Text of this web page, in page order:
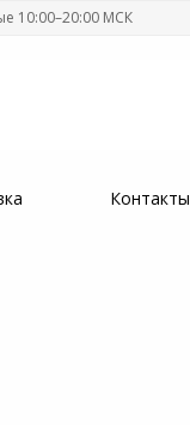
10:00–20:00 МСК
Контакты